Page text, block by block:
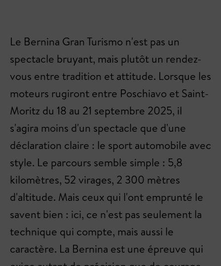
Le Bernina Gran Turismo n'est pas un
spectacle bruyant, mais plutôt un rendez-
vous entre tradition et attitude. Lorsque les
moteurs rugiront entre Poschiavo et Saint-
Moritz du 18 au 21 septembre 2025, il
s'agira moins d'un spectacle que d'une
déclaration claire : le sport automobile avec
style. Le parcours semble simple : 5,8
kilomètres, 52 virages, 2 300 mètres
d'altitude. Mais ceux qui l'ont emprunté le
savent bien : ici, ce n'est pas seulement la
technique qui compte, mais aussi le
caractère. La Bernina est une épreuve qui